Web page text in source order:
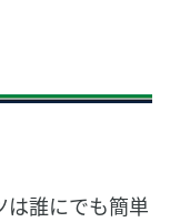
は誰にでも簡単